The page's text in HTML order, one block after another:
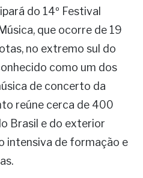
do 14º Festival
que ocorre de 19
no extremo sul do
como um dos
de concerto da
reúne cerca de 400
Brasil e do exterior
intensiva de formação e